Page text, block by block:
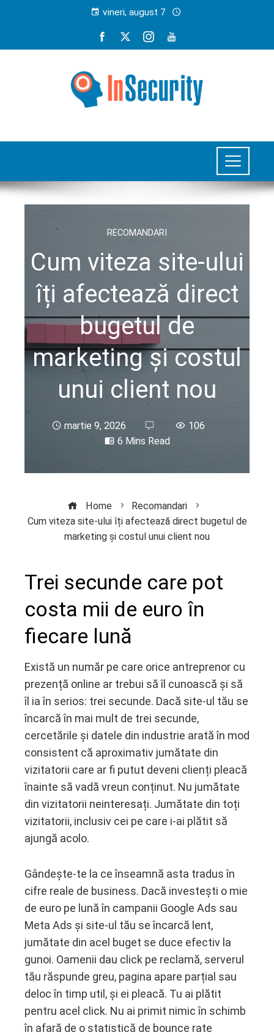
vineri, august 7
RECOMANDARI
Cum viteza site-ului
îți afectează direct
bugetul de
marketing și costul
unui client nou
martie 9, 2026
106
6 Mins Read
Home
Recomandari
Cum viteza site-ului îți afectează direct bugetul de
marketing și costul unui client nou
Trei secunde care pot
costa mii de euro în
fiecare lună
Există un număr pe care orice antreprenor cu
prezență online ar trebui să îl cunoască și să
îl ia în serios: trei secunde. Dacă site-ul tău se
încarcă în mai mult de trei secunde,
cercetările și datele din industrie arată în mod
consistent că aproximativ jumătate din
vizitatorii care ar fi putut deveni clienți pleacă
înainte să vadă vreun conținut. Nu jumătate
din vizitatorii neinteresați. Jumătate din toți
vizitatorii, inclusiv cei pe care i-ai plătit să
ajungă acolo.
Gândește-te la ce înseamnă asta tradus în
cifre reale de business. Dacă investești o mie
de euro pe lună în campanii Google Ads sau
Meta Ads și site-ul tău se încarcă lent,
jumătate din acel buget se duce efectiv la
gunoi. Oamenii dau click pe reclamă, serverul
tău răspunde greu, pagina apare parțial sau
deloc în timp util, și ei pleacă. Tu ai plătit
pentru acel click. Nu ai primit nimic în schimb
în afară de o statistică de bounce rate